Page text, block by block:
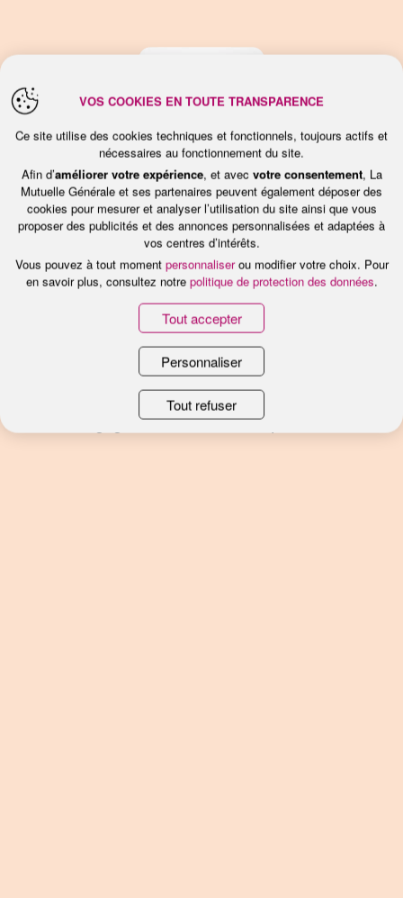
PROJET SOUTENU EN 2023
Unité de Recherche CIAMS -
Université de Paris Saclay
: Déterminer les caractéristiques
efficaces des programmes d’activités physiques
et/ou d’entraînements cognitifs pour améliorer la
santé physique et cognitive des personnes âgées.
Engagements: bien vieillir, qualité de vie
VOS COOKIES EN TOUTE TRANSPARENCE
Ce site utilise des cookies techniques et fonctionnels, toujours actifs et
nécessaires au fonctionnement du site.
Afin d’améliorer votre expérience, et avec votre consentement, La
Mutuelle Générale et ses partenaires peuvent également déposer des
cookies pour mesurer et analyser l’utilisation du site ainsi que vous
proposer des publicités et des annonces personnalisées et adaptées à
vos centres d’intérêts.
Vous pouvez à tout moment personnaliserou modifier votre choix. Pour
en savoir plus, consultez notre politique de protection des données.
Tout accepter
Personnaliser
Tout refuser